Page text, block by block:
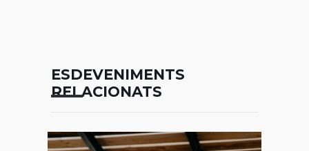
ESDEVENIMENTS
RELACIONATS